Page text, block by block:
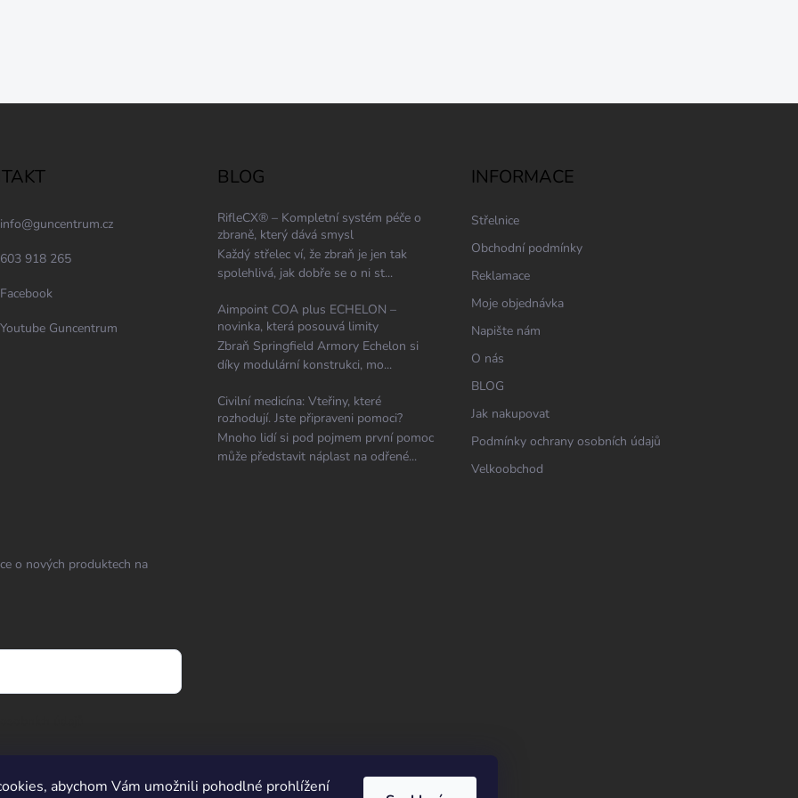
abychom Vám umožnili pohodlné prohlížení
info@guncentrum.cz
603 918 265
Facebook
Youtube Guncentrum
BLOG
RifleCX® – Kompletní systém péče o
zbraně, který dává smysl
Každý střelec ví, že zbraň je jen tak
spolehlivá, jak dobře se o ni st...
Aimpoint COA plus ECHELON –
novinka, která posouvá limity
Zbraň Springfield Armory Echelon si
díky modulární konstrukci, mo...
Civilní medicína: Vteřiny, které
rozhodují. Jste připraveni pomoci?
Mnoho lidí si pod pojmem první pomoc
může představit náplast na odřené...
INFORMACE
Střelnice
Obchodní podmínky
Reklamace
Moje objednávka
Napište nám
O nás
BLOG
Jak nakupovat
Podmínky ochrany osobních údajů
Velkoobchod
o nových produktech na